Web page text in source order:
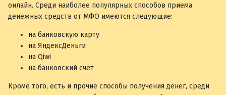
онлайн. Среди наиболее популярных способов приема
денежных средств от МФО имеются следующие:
на банковскую карту
на ЯндексДеньги
на Qiwi
на банковский счет
Кроме того, есть и прочие способы получения денег, среди